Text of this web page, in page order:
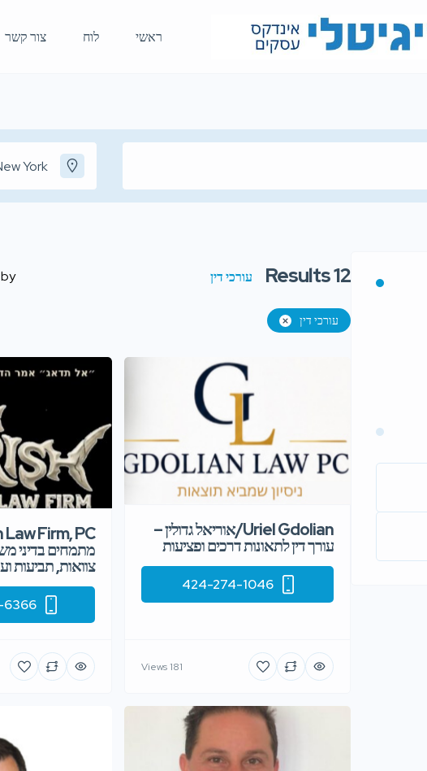
ראשי לוח צור קשר
12
Results עורכי דין
עורכי דין
Uriel Gdolian/אוריאל גדולין –
עורך דין לתאונות דרכים ופציעות
424-274-1046
181 Views
מתמחים בדיני
צוואות, תביעות